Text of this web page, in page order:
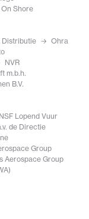
Shore
Distributie
Ohra
NVR
m.b.h.
B.V.
Lopend Vuur
de Directie
Group
Aerospace Group